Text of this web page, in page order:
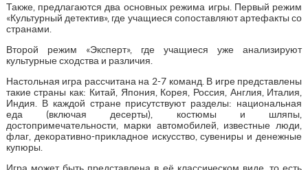
Также, предлагаются два основных режима игры. Первый режим
«Культурный детектив», где учащиеся сопоставляют артефакты со
странами.
Второй режим «Эксперт», где учащиеся уже анализируют
культурные сходства и различия.
Настольная игра рассчитана на 2-7 команд. В игре представлены
такие страны как: Китай, Япония, Корея, Россия, Англия, Италия,
Индия. В каждой стране присутствуют разделы: национальная
еда (включая десерты), костюмы и шляпы,
достопримечательности, марки автомобилей, известные люди,
флаг, декоративно-прикладное искусство, сувениры и денежные
купюры.
Игра может быть представлена в её классическом виде, то есть